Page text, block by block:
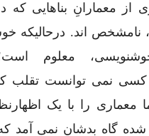
معمارانِ بناهایی که در
نامشخص اند. درحالیکه
معلوم است؛
نمی توانست تقلب
معماری را با یک
گاه بدشان نمی آمد که